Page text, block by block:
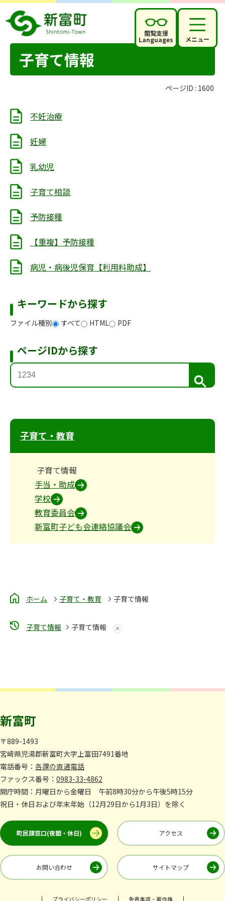
閲覧支援
Languages メニュー
子育て情報
ページID : 1600
不妊治療
妊婦
乳幼児
子育て相談
予防接種
【重複】予防接種
病児・病後児保育【利用料助成】
キーワードから探す
ファイル種別 すべて HTML PDF
ページIDから探す
検
索
子育て・教育
子育て情報
手当・助成
学校
教育委員会
新富町子ども会連絡協議会
ホーム 子育て・教育 子育て情報
子育て情報 子育て情報
新富町
〒889-1493
宮崎県児湯郡新富町大字上富田7491番地
電話番号： 各課の直通電話
ファックス番号： 0983-33-4862
開庁時間：月曜日から金曜日 午前8時30分から午後5時15分
祝日・休日および年末年始（12月29日から1月3日）を除く
町民課窓口(夜間・休日) アクセス
お問い合わせ サイトマップ
プライバシーポリシー 免責事項・著作権